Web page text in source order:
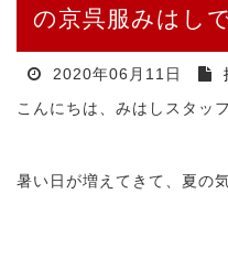
の京呉服みはし
2020年06月11日
こんにちは、みはしスタッ
暑い日が増えてきて、夏の